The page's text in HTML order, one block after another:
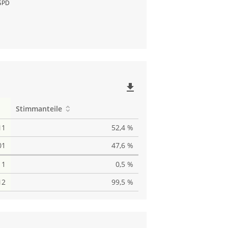
file_download
Stimmanteile
52,4 %
47,6 %
1
0,5 %
99,5 %